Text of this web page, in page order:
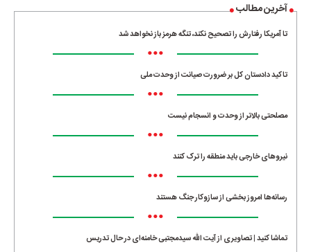
آخرین مطالب
تا آمریکا رفتارش را تصحیح نکند، تنگه هرمز باز نخواهد شد
•••
تاکید دادستان کل بر ضرورت صیانت از وحدت ملی
•••
مصلحتی بالاتر از وحدت و انسجام نیست
•••
نیروهای خارجی باید منطقه را ترک کنند
•••
رسانه‌ها امروز بخشی از سازوکار جنگ هستند
•••
تماشا کنید | تصاویری از آیت الله سیدمجتبی خامنه‌ای در حال تدریس